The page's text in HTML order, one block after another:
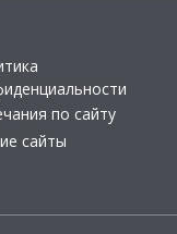
по сайту
сайты